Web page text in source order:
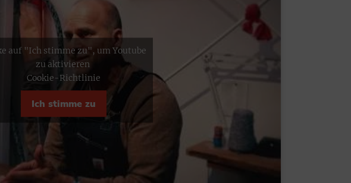
auf "Ich stimme zu", um Youtube
zu aktivieren
Cookie-Richtlinie
Ich stimme zu